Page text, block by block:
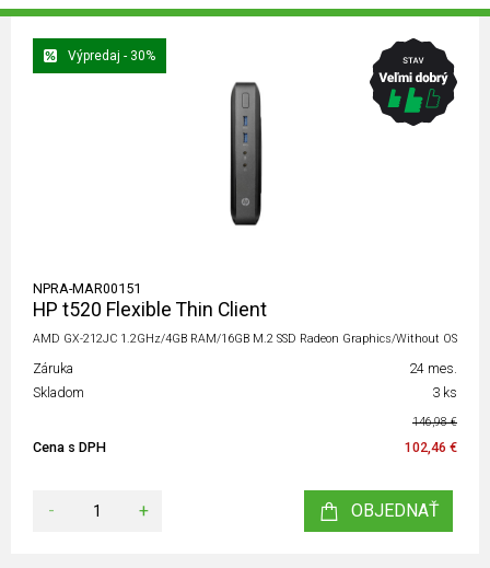
Výpredaj - 30%
NPRA-MAR00151
HP t520 Flexible Thin Client
AMD GX-212JC 1.2GHz/4GB RAM/16GB M.2 SSD Radeon Graphics/Without OS
Záruka
24 mes.
Skladom
3 ks
146,98 €
Cena s DPH 102,46 €
- + OBJEDNAŤ